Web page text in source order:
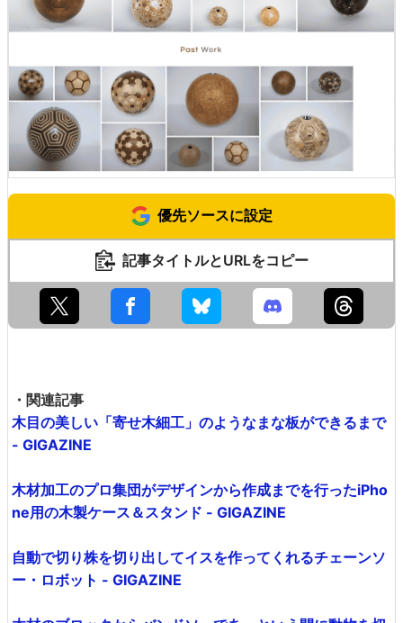
優先ソースに設定
記事タイトルとURLをコピー
・関連記事
木目の美しい「寄せ木細工」のようなまな板ができるまで
- GIGAZINE
木材加工のプロ集団がデザインから作成までを行ったiPho
ne用の木製ケース＆スタンド - GIGAZINE
自動で切り株を切り出してイスを作ってくれるチェーンソ
ー・ロボット - GIGAZINE